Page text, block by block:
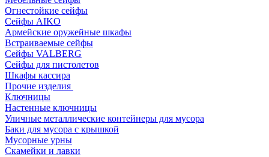
Огнестойкие сейфы
Сейфы AIKO
Армейские оружейные шкафы
Встраиваемые сейфы
Сейфы VALBERG
Сейфы для пистолетов
Шкафы кассира
Прочие изделия
Ключницы
Настенные ключницы
Уличные металлические контейнеры для мусора
Баки для мусора с крышкой
Мусорные урны
Скамейки и лавки